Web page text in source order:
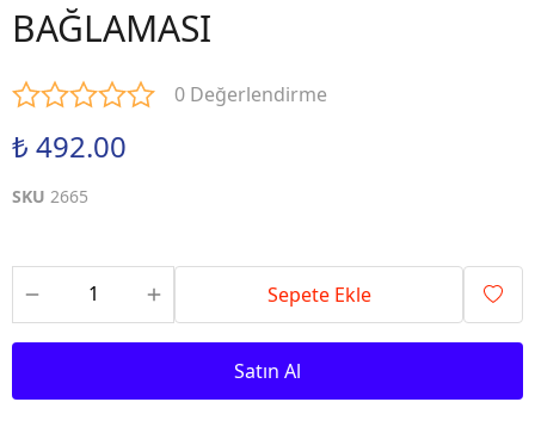
BAĞLAMASI
0 Değerlendirme
₺ 492.00
SKU 2665
Sepete Ekle
Satın Al